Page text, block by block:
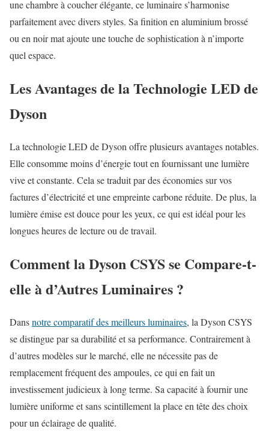
une chambre à coucher élégante, ce luminaire s’harmonise
parfaitement avec divers styles. Sa finition en aluminium brossé
ou en noir mat ajoute une touche de sophistication à n’importe
quel espace.
Les Avantages de la Technologie LED de
Dyson
La technologie LED de Dyson offre plusieurs avantages notables.
Elle consomme moins d’énergie tout en fournissant une lumière
vive et constante. Cela se traduit par des économies sur vos
factures d’électricité et une empreinte carbone réduite. De plus, la
lumière émise est douce pour les yeux, ce qui est idéal pour les
longues heures de lecture ou de travail.
Comment la Dyson CSYS se Compare-t-
elle à d’Autres Luminaires ?
Dansnotre comparatif des meilleurs luminaires, la Dyson CSYS
se distingue par sa durabilité et sa performance. Contrairement à
d’autres modèles sur le marché, elle ne nécessite pas de
remplacement fréquent des ampoules, ce qui en fait un
investissement judicieux à long terme. Sa capacité à fournir une
lumière uniforme et sans scintillement la place en tête des choix
pour un éclairage de qualité.